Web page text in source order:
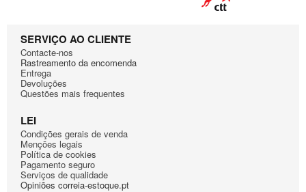
SERVIÇO AO CLIENTE
Contacte-nos
Rastreamento da encomenda
Entrega
Devoluções
Questões mais frequentes
LEI
Condiçōes gerais de venda
Mençōes legais
Política de cookies
Pagamento seguro
Serviços de qualidade
Opiniões correia-estoque.pt